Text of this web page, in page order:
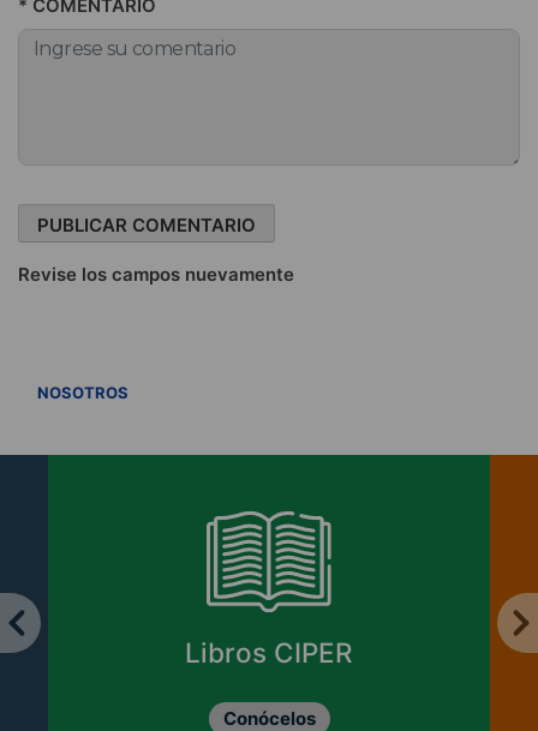
* COMENTARIO
Revise los campos nuevamente
NOSOTROS
Libros CIPER
Conócelos